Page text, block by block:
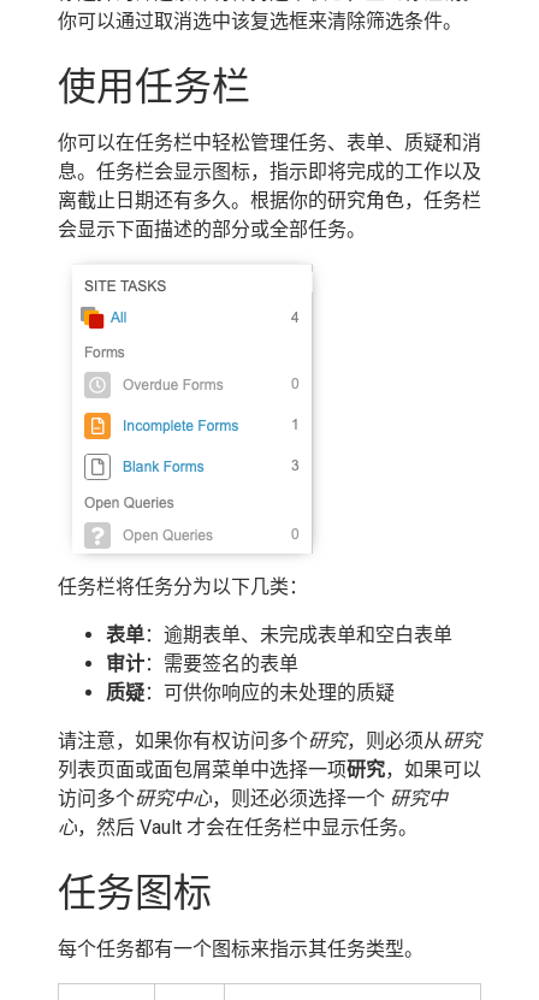
你可以通过取消选中该复选框来清除筛选条件。
使用任务栏
你可以在任务栏中轻松管理任务、表单、质疑和消
息。任务栏会显示图标，指示即将完成的工作以及
离截止日期还有多久。根据你的研究角色，任务栏
会显示下面描述的部分或全部任务。
任务栏将任务分为以下几类：
表单：逾期表单、未完成表单和空白表单
审计：需要签名的表单
质疑：可供你响应的未处理的质疑
请注意，如果你有权访问多个研究，则必须从研究
列表页面或面包屑菜单中选择一项研究，如果可以
访问多个研究中心，则还必须选择一个 研究中
心，然后 Vault 才会在任务栏中显示任务。
任务图标
每个任务都有一个图标来指示其任务类型。